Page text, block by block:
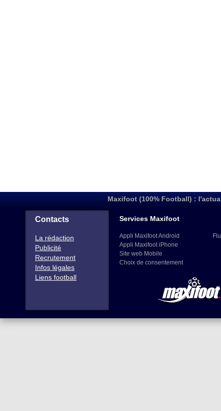
Maxifoot (100% Football) :
Contacts
La rédaction
Publicité
Recrutement
Infos légales
Liens football
Services Maxifoot
Appli Maxifoot Android
Appli Maxifoot iPhone
Site web Mobile
Choix de consentement